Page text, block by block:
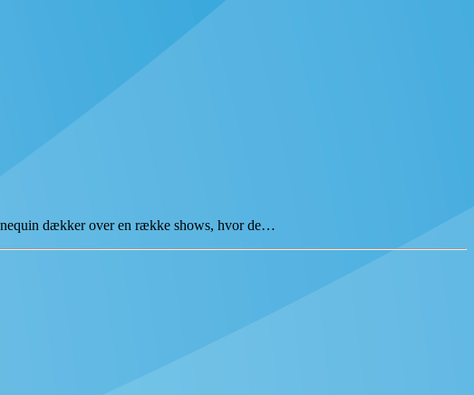
dækker over en række shows, hvor de…